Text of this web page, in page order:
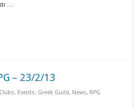
…
– 23/2/13
, Events, Greek Guild, News, RPG